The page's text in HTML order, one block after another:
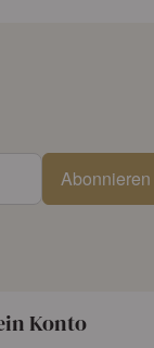
Abonnieren
Konto